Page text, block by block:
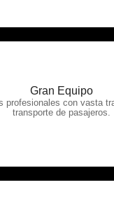
Gran Equipo
profesionales con vasta
transporte de pasajeros.
OTP Servicios